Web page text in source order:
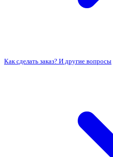
Как сделать заказ? И другие вопросы